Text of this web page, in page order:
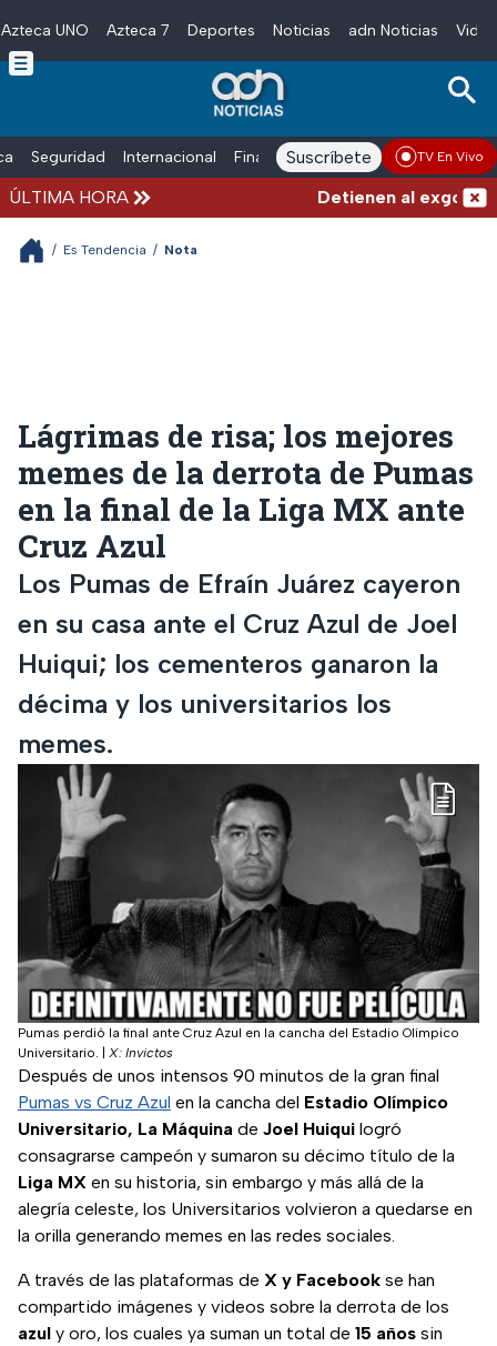
Skip to main content
Azteca UNO Azteca 7 Deportes Noticias adn Noticias
Seguridad Internacional Finanzas adn Noticias Radio
Suscríbete TV En Vivo
ÚLTIMA HORA Detienen al
/ Es Tendencia / Nota
Lágrimas de risa; los mejores
memes de la derrota de Pumas
en la final de la Liga MX ante
Cruz Azul
Los Pumas de Efraín Juárez cayeron
en su casa ante el Cruz Azul de Joel
Huiqui; los cementeros ganaron la
décima y los universitarios los
memes.
Pumas perdió la final ante Cruz Azul en la cancha del Estadio Olímpico
Universitario.
X: Invictos
Después de unos intensos 90 minutos de la gran final
Pumas vs Cruz Azul en la cancha del Estadio Olímpico
Universitario, La Máquina de Joel Huiqui logró
consagrarse campeón y sumaron su décimo título de la
Liga MX en su historia, sin embargo y más allá de la
alegría celeste, los Universitarios volvieron a quedarse en
la orilla generando memes en las redes sociales.
A través de las plataformas de X y Facebook se han
compartido imágenes y videos sobre la derrota de los
azul y oro, los cuales ya suman un total de 15 años sin